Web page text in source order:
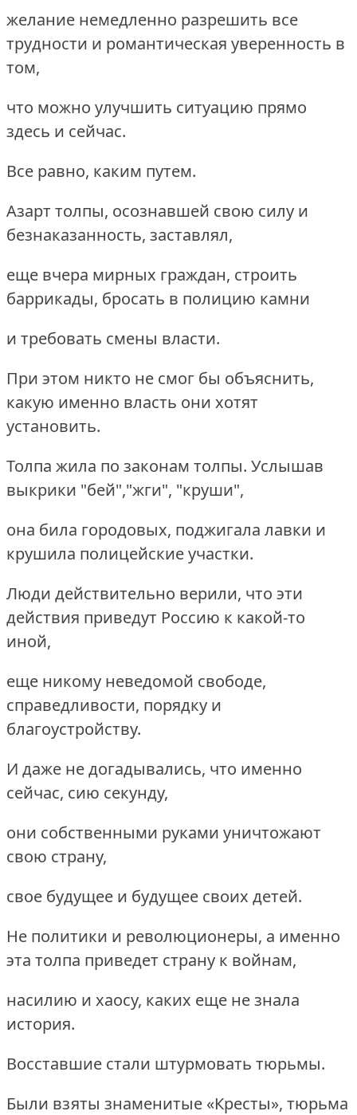
желание немедленно разрешить все
трудности и романтическая уверенность в
том,
что можно улучшить ситуацию прямо
здесь и сейчас.
Все равно, каким путем.
Азарт толпы, осознавшей свою силу и
безнаказанность, заставлял,
еще вчера мирных граждан, строить
баррикады, бросать в полицию камни
и требовать смены власти.
При этом никто не смог бы объяснить,
какую именно власть они хотят
установить.
Толпа жила по законам толпы. Услышав
выкрики "бей","жги", "круши",
она била городовых, поджигала лавки и
крушила полицейские участки.
Люди действительно верили, что эти
действия приведут Россию к какой-то
иной,
еще никому неведомой свободе,
справедливости, порядку и
благоустройству.
И даже не догадывались, что именно
сейчас, сию секунду,
они собственными руками уничтожают
свою страну,
свое будущее и будущее своих детей.
Не политики и революционеры, а именно
эта толпа приведет страну к войнам,
насилию и хаосу, каких еще не знала
история.
Восставшие стали штурмовать тюрьмы.
Были взяты знаменитые «Кресты», тюрьма